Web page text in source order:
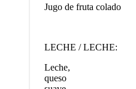
Jugo de fruta colado
LECHE / LECHE:
Leche,
queso